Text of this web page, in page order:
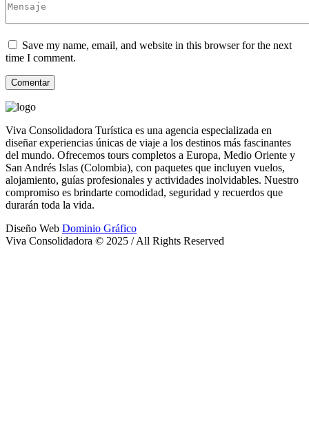
Save my name, email, and website in this browser for the next
time I comment.
Viva Consolidadora Turística es una agencia especializada en
diseñar experiencias únicas de viaje a los destinos más fascinantes
del mundo. Ofrecemos tours completos a Europa, Medio Oriente y
San Andrés Islas (Colombia), con paquetes que incluyen vuelos,
alojamiento, guías profesionales y actividades inolvidables. Nuestro
compromiso es brindarte comodidad, seguridad y recuerdos que
durarán toda la vida.
Diseño Web Dominio Gráfico
Viva Consolidadora © 2025 / All Rights Reserved